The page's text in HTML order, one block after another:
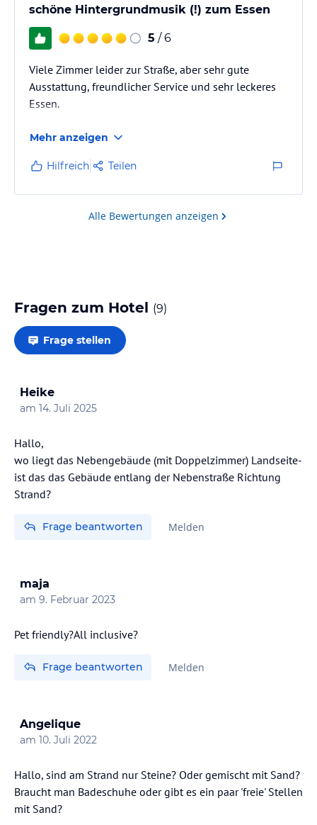
schöne Hintergrundmusik (!) zum Essen
5 / 6
Viele Zimmer leider zur Straße, aber sehr gute
Ausstattung, freundlicher Service und sehr leckeres
Essen.
Mehr anzeigen
Hilfreich Teilen
Alle Bewertungen anzeigen
Fragen zum Hotel (9)
Frage stellen
Heike
am 14. Juli 2025
Hallo,
wo liegt das Nebengebäude (mit Doppelzimmer) Landseite-
ist das das Gebäude entlang der Nebenstraße Richtung
Strand?
Frage beantworten Melden
maja
am 9. Februar 2023
Pet friendly?All inclusive?
Frage beantworten Melden
Angelique
am 10. Juli 2022
Hallo, sind am Strand nur Steine? Oder gemischt mit Sand?
Braucht man Badeschuhe oder gibt es ein paar 'freie' Stellen
mit Sand?